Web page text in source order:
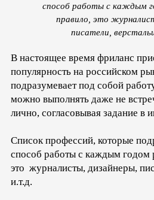
способ работы с каждым
правило, это
писатели,
В настоящее время фриланс
популярность на российском
подразумевает под собой
можно выполнять даже не
лично, согласовывая задание в
Список профессий, которые
способ работы с каждым годом
это журналисты, дизайнеры,
и.т.д.